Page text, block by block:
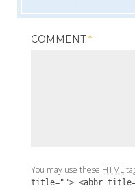
COMMENT*
You may use these HTML
title=""> <abbr